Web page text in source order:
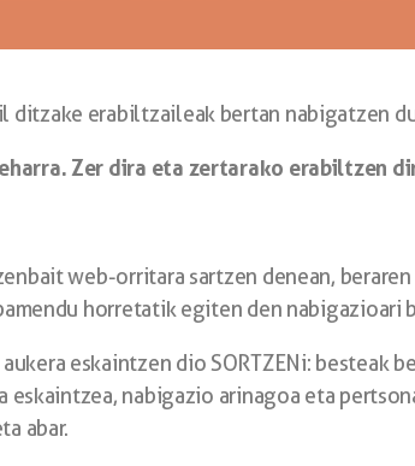
ditzake erabiltzaileak bertan nabigatzen
Zer dira eta zertarako erabiltzen
web-orritara sartzen denean,
horretatik egiten den
eskaintzen dio SORTZENi:
eskaintzea, nabigazio arinagoa eta
abar.